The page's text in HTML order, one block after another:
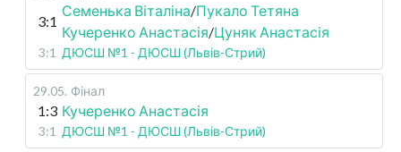
3:1
Семенька Віталіна/Пукало Тетяна
Кучеренко Анастасія/Цуняк Анастасія
3:1 ДЮСШ №1 - ДЮСШ (Львів-Стрий)
29.05. Фінал
1:3 Кучеренко Анастасія
3:1 ДЮСШ №1 - ДЮСШ (Львів-Стрий)